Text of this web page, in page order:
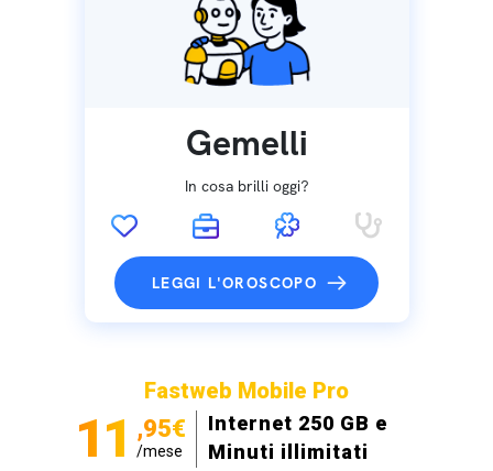
Gemelli
In cosa brilli oggi?
LEGGI L'OROSCOPO
Fastweb Mobile Pro
11 ,95€
/mese
Internet 250 GB e
Minuti illimitati